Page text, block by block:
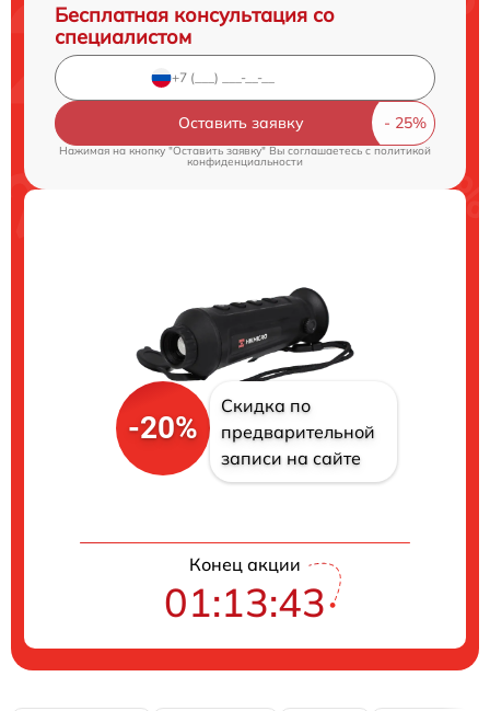
Бесплатная консультация со
специалистом
Оставить заявку
Нажимая на кнопку "Оставить заявку" Вы соглашаетесь cполитикой
конфиденциальности
-20%
Скидка по
предварительной
записи на сайте
Конец акции
01:13:42